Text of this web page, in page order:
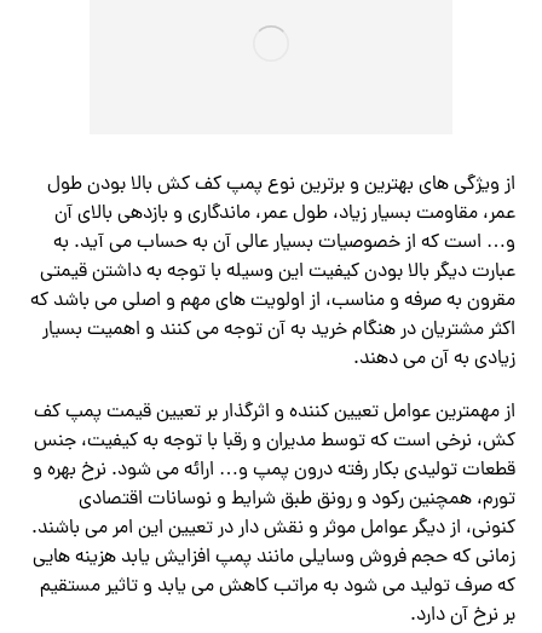
از ویژگی‌ های بهترین و برترین نوع پمپ کف کش بالا بودن طول
عمر، مقاومت بسیار زیاد، طول عمر، ماندگاری و بازدهی بالای آن
و… است که از خصوصیات بسیار عالی آن به حساب می آید. به
عبارت دیگر بالا بودن کیفیت این وسیله با توجه به داشتن قیمتی
مقرون به صرفه و مناسب، از اولویت‌ های مهم و اصلی می باشد که
اکثر مشتریان در هنگام خرید به آن توجه می کنند و اهمیت بسیار
زیادی به آن می دهند.
از مهمترین عوامل تعیین کننده و اثرگذار بر تعیین قیمت پمپ کف
کش، نرخی است که توسط مدیران و رقبا با توجه به کیفیت، جنس
قطعات تولیدی بکار رفته درون پمپ و… ارائه می شود. نرخ بهره و
تورم، همچنین رکود و رونق طبق شرایط و نوسانات اقتصادی
کنونی، از دیگر عوامل موثر و نقش دار در تعیین این امر می باشند.
زمانی که حجم فروش وسایلی مانند پمپ افزایش یابد هزینه هایی
که صرف تولید می شود به مراتب کاهش می‌ یابد و تاثیر مستقیم
بر نرخ آن دارد.